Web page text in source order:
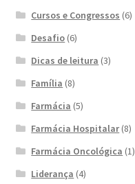
Cursos e Congressos (6)
Desafio (6)
Dicas de leitura (3)
Família (8)
Farmácia (5)
Farmácia Hospitalar(8)
Farmácia Oncológica (1)
Liderança (4)